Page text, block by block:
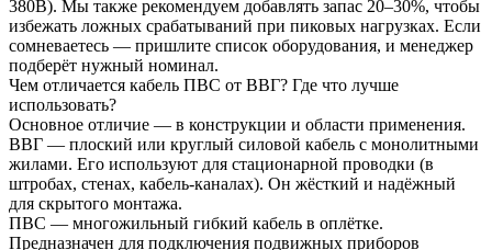
380В). Мы также рекомендуем добавлять запас 20–30%, чтобы
избежать ложных срабатываний при пиковых нагрузках. Если
сомневаетесь — пришлите список оборудования, и менеджер
подберёт нужный номинал.
Чем отличается кабель ПВС от ВВГ? Где что лучше
использовать?
Основное отличие — в конструкции и области применения.
ВВГ — плоский или круглый силовой кабель с монолитными
жилами. Его используют для стационарной проводки (в
штробах, стенах, кабель-каналах). Он жёсткий и надёжный
для скрытого монтажа.
ПВС — многожильный гибкий кабель в оплётке.
Предназначен для подключения подвижных приборов